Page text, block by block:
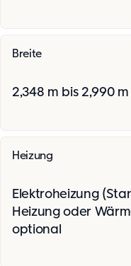
Breite
2,348 m bis 2,990 m
Heizung
Elektroheizung
Heizung oder
optional